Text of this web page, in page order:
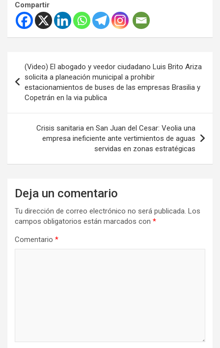
Compartir
de
entradas
(Video) El abogado y veedor ciudadano Luis Brito Ariza
solicita a planeación municipal a prohibir
estacionamientos de buses de las empresas Brasilia y
Copetrán en la via publica
Crisis sanitaria en San Juan del Cesar: Veolia una
empresa ineficiente ante vertimientos de aguas
servidas en zonas estratégicas
Deja un comentario
Tu dirección de correo electrónico no será publicada. Los
campos obligatorios están marcados con *
Comentario *